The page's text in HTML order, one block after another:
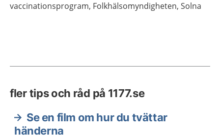
vaccinationsprogram, Folkhälsomyndigheten, Solna
fler tips och råd på 1177.se
Se en film om hur du tvättar
händerna